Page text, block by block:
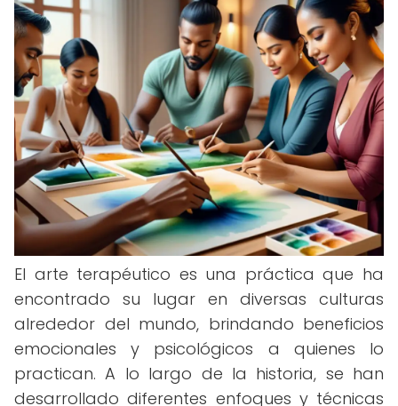
El arte terapéutico es una práctica que ha
encontrado su lugar en diversas culturas
alrededor del mundo, brindando beneficios
emocionales y psicológicos a quienes lo
practican. A lo largo de la historia, se han
desarrollado diferentes enfoques y técnicas